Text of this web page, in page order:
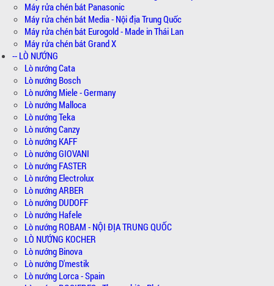
Máy rửa chén bát Panasonic
Máy rửa chén bát Media - Nội địa Trung Quốc
Máy rửa chén bát Eurogold - Made in Thái Lan
Máy rửa chén bát Grand X
-- LÒ NƯỚNG
Lò nướng Cata
Lò nướng Bosch
Lò nướng Miele - Germany
Lò nướng Malloca
Lò nướng Teka
Lò nướng Canzy
Lò nướng KAFF
Lò nướng GIOVANI
Lò nướng FASTER
Lò nướng Electrolux
Lò nướng ARBER
Lò nướng DUDOFF
Lò nướng Hafele
Lò nướng ROBAM - NỘI ĐỊA TRUNG QUỐC
LÒ NƯỚNG KOCHER
Lò nướng Binova
Lò nướng D'mestik
Lò nướng Lorca - Spain